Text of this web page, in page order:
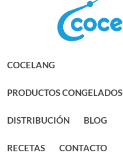
principal
COCELANG
PRODUCTOS CONGELADOS
DISTRIBUCIÓN BLOG
RECETAS CONTACTO